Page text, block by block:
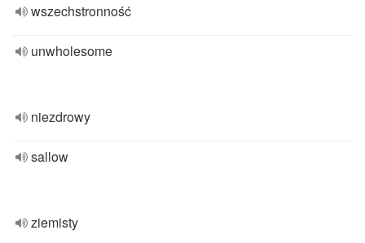
wszechstronność
unwholesome
niezdrowy
sallow
ziemisty